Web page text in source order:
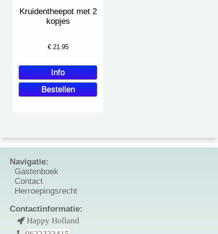
Kruidentheepot met 2
kopjes
€ 21.95
Navigatie:
Gastenboek
Contact
Herroepingsrecht
Contactinformatie:
Happy Holland